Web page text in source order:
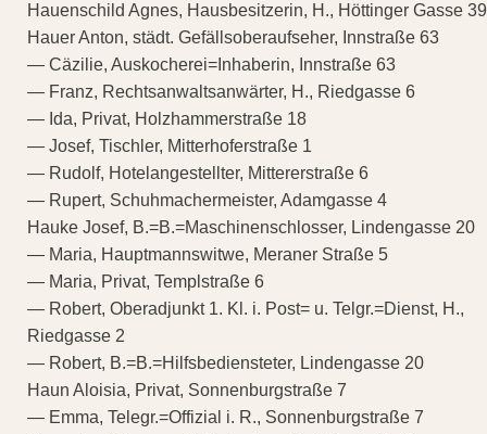
Hauenschild Agnes, Hausbesitzerin, H., Höttinger Gasse 39
Hauer Anton, städt. Gefällsoberaufseher, Innstraße 63
— Cäzilie, Auskocherei=Inhaberin, Innstraße 63
— Franz, Rechtsanwaltsanwärter, H., Riedgasse 6
— Ida, Privat, Holzhammerstraße 18
— Josef, Tischler, Mitterhoferstraße 1
— Rudolf, Hotelangestellter, Mittererstraße 6
— Rupert, Schuhmachermeister, Adamgasse 4
Hauke Josef, B.=B.=Maschinenschlosser, Lindengasse 20
— Maria, Hauptmannswitwe, Meraner Straße 5
— Maria, Privat, Templstraße 6
— Robert, Oberadjunkt 1. Kl. i. Post= u. Telgr.=Dienst, H.,
Riedgasse 2
— Robert, B.=B.=Hilfsbediensteter, Lindengasse 20
Haun Aloisia, Privat, Sonnenburgstraße 7
— Emma, Telegr.=Offizial i. R., Sonnenburgstraße 7